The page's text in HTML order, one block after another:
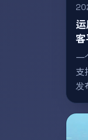
运
一
支
发